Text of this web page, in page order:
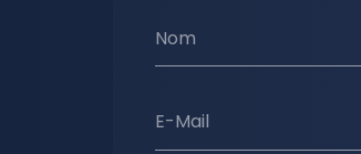
Nom
E-Mail